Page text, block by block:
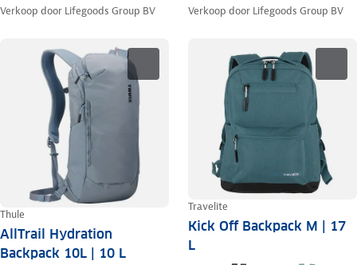
Verkoop door Lifegoods Group BV Verkoop door Lifegoods Group BV
Thule
AllTrail Hydration
Backpack 10L | 10 L
Travelite
Kick Off Backpack M | 17
L